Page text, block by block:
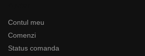
Contul meu
Comenzi
Status comanda